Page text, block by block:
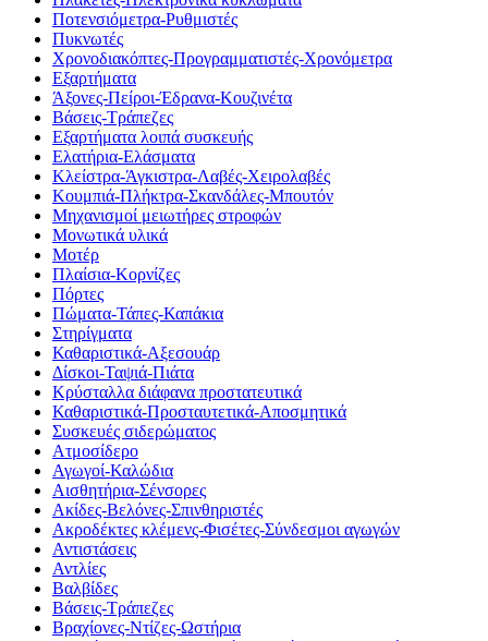
Ποτενσιόμετρα-Ρυθμιστές
Πυκνωτές
Χρονοδιακόπτες-Προγραμματιστές-Χρονόμετρα
Εξαρτήματα
Άξονες-Πείροι-Έδρανα-Κουζινέτα
Βάσεις-Τράπεζες
Εξαρτήματα λοιπά συσκευής
Ελατήρια-Ελάσματα
Κλείστρα-Άγκιστρα-Λαβές-Χειρολαβές
Κουμπιά-Πλήκτρα-Σκανδάλες-Μπουτόν
Μηχανισμοί μειωτήρες στροφών
Μονωτικά υλικά
Μοτέρ
Πλαίσια-Κορνίζες
Πόρτες
Πώματα-Τάπες-Καπάκια
Στηρίγματα
Καθαριστικά-Αξεσουάρ
Δίσκοι-Ταψιά-Πιάτα
Κρύσταλλα διάφανα προστατευτικά
Καθαριστικά-Προσταυτετικά-Αποσμητικά
Συσκευές σιδερώματος
Ατμοσίδερο
Αγωγοί-Καλώδια
Αισθητήρια-Σένσορες
Ακίδες-Βελόνες-Σπινθηριστές
Ακροδέκτες κλέμενς-Φισέτες-Σύνδεσμοι αγωγών
Αντιστάσεις
Αντλίες
Βαλβίδες
Βάσεις-Τράπεζες
Βραχίονες-Ντίζες-Ωστήρια